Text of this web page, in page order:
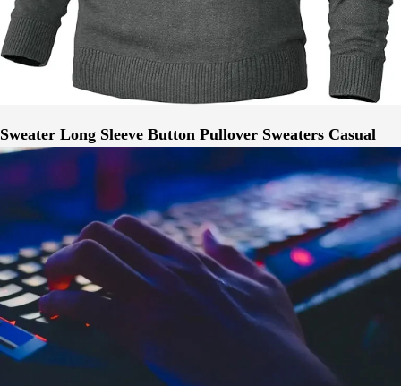
Sweater Long Sleeve Button Pullover Sweaters Casual